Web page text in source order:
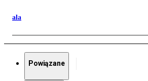
ala
Powiązane